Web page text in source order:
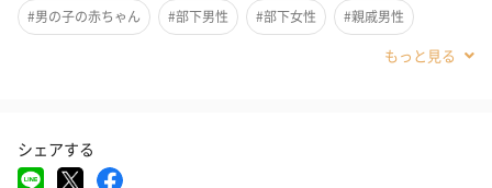
#男の子の赤ちゃん #部下男性 #部下女性 #親戚男性
#20代後半 #30代
シェアする